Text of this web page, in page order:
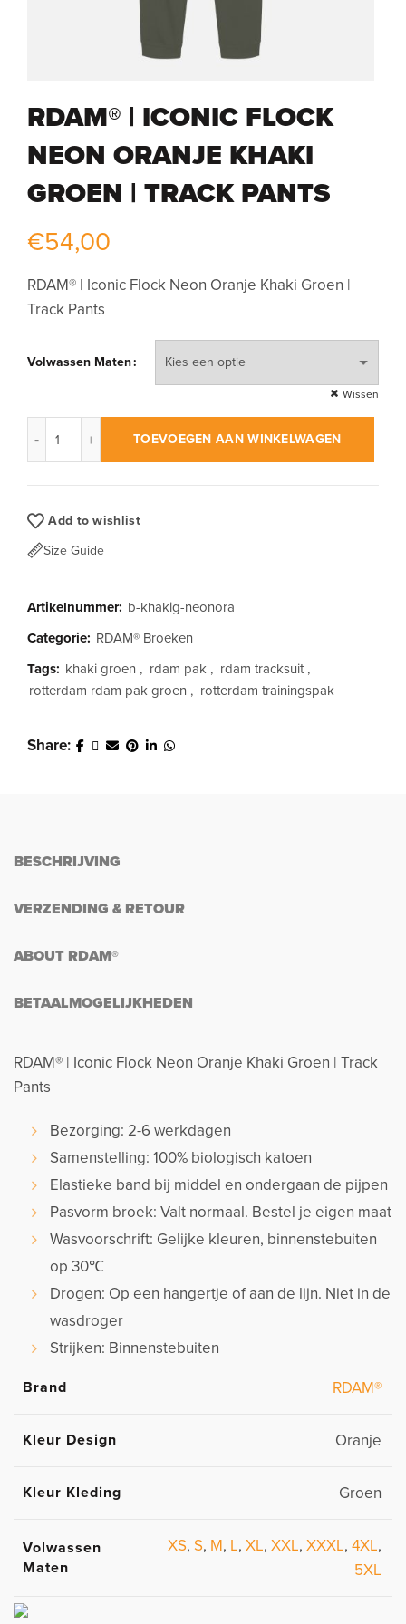
RDAM® | ICONIC FLOCK
NEON ORANJE KHAKI
GROEN | TRACK PANTS
€54,00
RDAM® | Iconic Flock Neon Oranje Khaki Groen |
Track Pants
Volwassen Maten
Wissen
TOEVOEGEN AAN WINKELWAGEN
Add to wishlist
Size Guide
Artikelnummer: b-khakig-neonora
Categorie: RDAM® Broeken
Tags: khaki groen , rdam pak , rdam tracksuit ,
rotterdam rdam pak groen , rotterdam trainingspak
Share
BESCHRIJVING
VERZENDING & RETOUR
ABOUT RDAM®
BETAALMOGELIJKHEDEN
RDAM® | Iconic Flock Neon Oranje Khaki Groen | Track
Pants
Bezorging: 2-6 werkdagen
Samenstelling: 100% biologisch katoen
Elastieke band bij middel en ondergaan de pijpen
Pasvorm broek: Valt normaal. Bestel je eigen maat
Wasvoorschrift: Gelijke kleuren, binnenstebuiten
op 30℃
Drogen: Op een hangertje of aan de lijn. Niet in de
wasdroger
Strijken: Binnenstebuiten
Brand RDAM®
Kleur Design Oranje
Kleur Kleding Groen
Volwassen
Maten
XS, S, M, L, XL, XXL, XXXL, 4XL,
5XL